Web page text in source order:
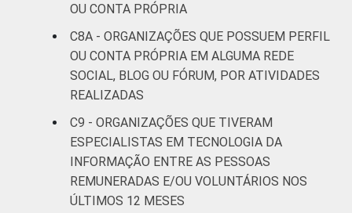
OU CONTA PRÓPRIA
C8A - ORGANIZAÇÕES QUE POSSUEM PERFIL
OU CONTA PRÓPRIA EM ALGUMA REDE
SOCIAL, BLOG OU FÓRUM, POR ATIVIDADES
REALIZADAS
C9 - ORGANIZAÇÕES QUE TIVERAM
ESPECIALISTAS EM TECNOLOGIA DA
INFORMAÇÃO ENTRE AS PESSOAS
REMUNERADAS E/OU VOLUNTÁRIOS NOS
ÚLTIMOS 12 MESES